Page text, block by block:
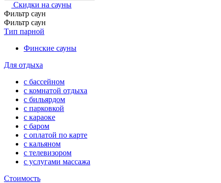
Скидки на сауны
Фильтр саун
Фильтр саун
Тип парной
Финские сауны
Для отдыха
с бассейном
с комнатой отдыха
с бильярдом
с парковкой
с караоке
с баром
с оплатой по карте
с кальяном
с телевизором
с услугами массажа
Стоимость